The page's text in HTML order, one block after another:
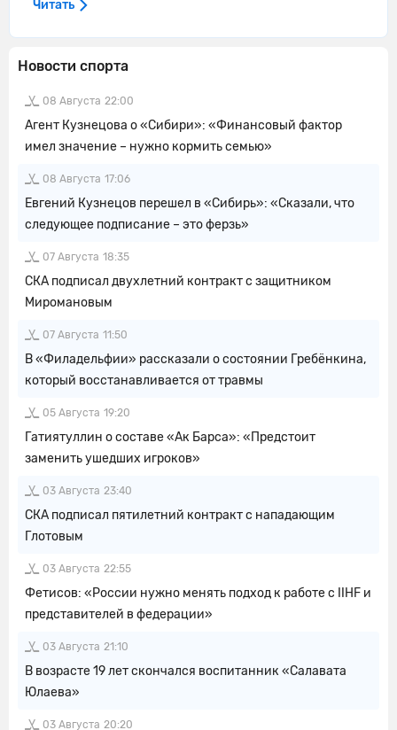
Новости спорта
08 Августа 22:00
Агент Кузнецова о «Сибири»: «Финансовый фактор
имел значение – нужно кормить семью»
08 Августа 17:06
Евгений Кузнецов перешел в «Сибирь»: «Сказали, что
следующее подписание – это ферзь»
07 Августа 18:35
СКА подписал двухлетний контракт с защитником
Миромановым
07 Августа 11:50
В «Филадельфии» рассказали о состоянии Гребёнкина,
который восстанавливается от травмы
05 Августа 19:20
Гатиятуллин о составе «Ак Барса»: «Предстоит
заменить ушедших игроков»
03 Августа 23:40
СКА подписал пятилетний контракт с нападающим
Глотовым
03 Августа 22:55
Фетисов: «России нужно менять подход к работе с IIHF и
представителей в федерации»
03 Августа 21:10
В возрасте 19 лет скончался воспитанник «Салавата
Юлаева»
03 Августа 20:20
Читать